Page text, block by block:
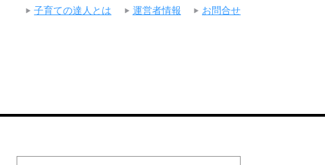
子育ての達人とは 運営者情報 お問合せ